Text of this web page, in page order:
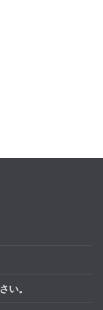
い。